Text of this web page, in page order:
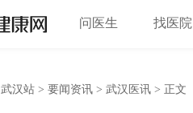
问医生 找医院
武汉站 > 要闻资讯 > 武汉医讯 > 正文